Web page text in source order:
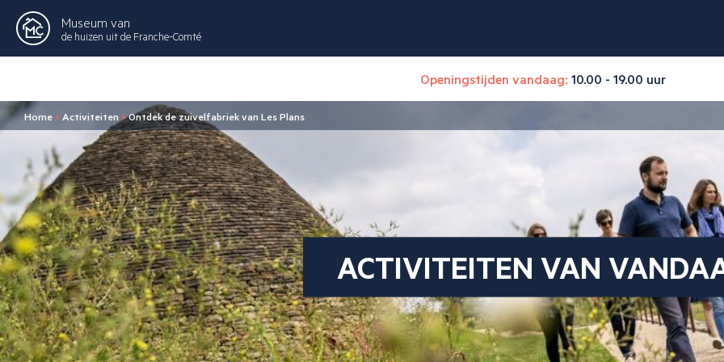
Museum van
de huizen uit de Franche-Comté
Openingstijden vandaag: 10.00 - 19.00 uur
Home > Activiteiten >Ontdek de zuivelfabriek van Les Plans
ACTIVITEITEN VAN